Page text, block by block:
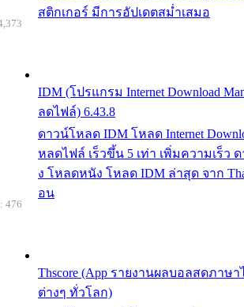
สติกเกอร์ มีการอัปเดตสม่ำเสมอ
IDM (โปรแกรม Internet Download
ลดไฟล์) 6.43.8
ดาวน์โหลด IDM โหลด Internet
หลดไฟล์ เร็วขึ้น 5 เท่า เพิ่มความเร็ว
ง โหลดหนัง โหลด IDM ล่าสุด จาก
อน
Thscore (App รายงานผลบอลสดภาษ
ต่างๆ ทั่วโลก)
476